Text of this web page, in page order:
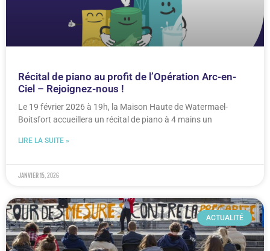
Récital de piano au profit de l’Opération Arc-en-
Ciel – Rejoignez-nous !
Le 19 février 2026 à 19h, la Maison Haute de Watermael-
Boitsfort accueillera un récital de piano à 4 mains un
LIRE LA SUITE »
janvier 15, 2026
ACTUALITÉ